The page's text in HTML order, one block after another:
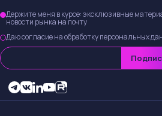
Держите меня в курсе: эксклюзивные
новости рынка на почту
Даю согласие на обработку персональных